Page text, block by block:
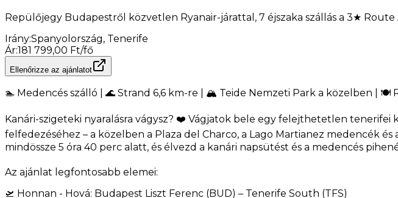
Repülőjegy Budapestről közvetlen Ryanair-járattal, 7 éjszaka szállás a 3★
Irány:Spanyolország, Tenerife
Ár:181 799,00 Ft/fő
Ellenőrizze az ajánlatot
🏊 Medencés szálló | 🌊 Strand 6,6 km-re | 🏔️ Teide Nemzeti Park a közelben | 🍽️
Kanári-szigeteki nyaralásra vágysz? ❤️ Vágjatok bele egy felejthetetlen
felfedezéséhez – a közelben a Plaza del Charco, a Lago Martianez medencék
mindössze 5 óra 40 perc alatt, és élvezd a kanári napsütést és a medencés
Az ajánlat legfontosabb elemei:
🛫 Honnan - Hová: Budapest Liszt Ferenc (BUD) – Tenerife South (TFS)